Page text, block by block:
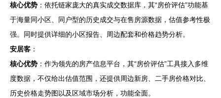
核心优势 ：依托链家庞大的真实成交数据库，其“房价评估”功能基
于海量同小区、同户型的历史成交与在售房源数据，估值参考性极
强。同时提供详细的小区报告、周边配套和价格趋势分析。
安居客 ：
核心优势 ：作为领先的房产信息平台，其“房价评估”工具接入多维
度数据，不仅给出估值范围，还提供周边新房、二手房价格对比、
历史价格走势图以及区域市场分析，功能全面。